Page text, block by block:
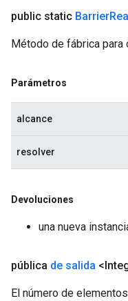
public static Barrier
Método de fábrica para
Parámetros
alcance
resolver
Devoluciones
una nueva
pública de salida
El número de